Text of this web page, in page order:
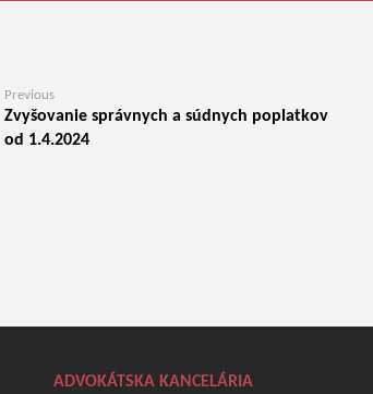
Previous
Zvyšovanie správnych a súdnych poplatkov
od 1.4.2024
ADVOKÁTSKA KANCELÁRIA